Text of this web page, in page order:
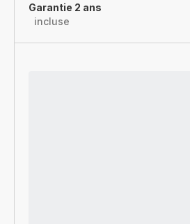
Garantie 2 ans
incluse